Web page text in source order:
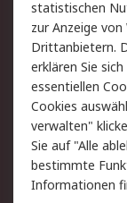
Hilfe
Rechtliches
AGB
Cookie-
Copyright/
statistischen
zur Anzeige
Drittanbietern.
erklären Sie
essentiellen
Cookies
verwalten"
Sie auf "Alle
bestimmte
Informationen